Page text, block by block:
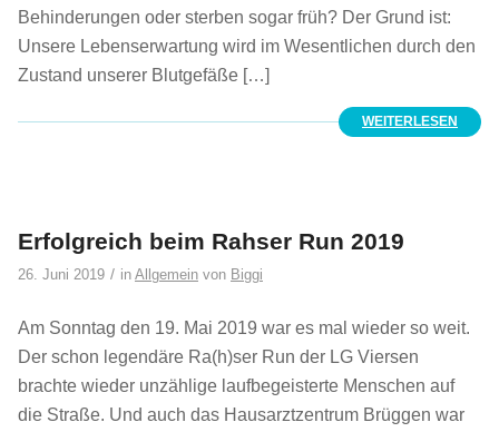
Behinderungen oder sterben sogar früh? Der Grund ist:
Unsere Lebenserwartung wird im Wesentlichen durch den
Zustand unserer Blutgefäße […]
WEITERLESEN
Erfolgreich beim Rahser Run 2019
26. Juni 2019 / in Allgemein von Biggi
Am Sonntag den 19. Mai 2019 war es mal wieder so weit.
Der schon legendäre Ra(h)ser Run der LG Viersen
brachte wieder unzählige laufbegeisterte Menschen auf
die Straße. Und auch das Hausarztzentrum Brüggen war